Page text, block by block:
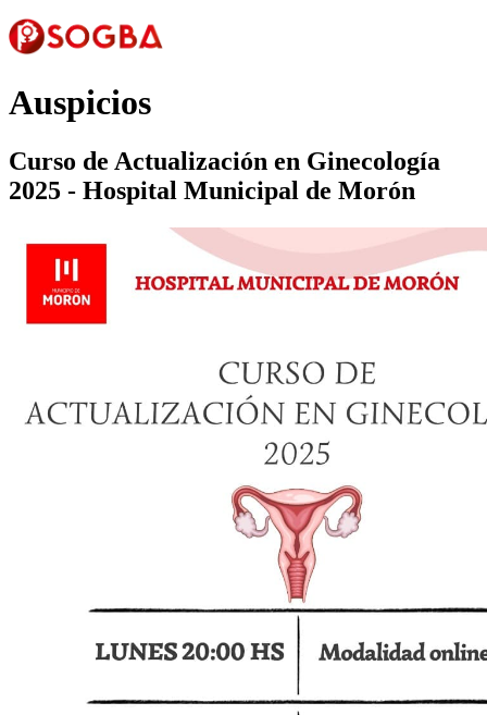
Auspicios
Curso de Actualización en Ginecología
2025 - Hospital Municipal de Morón